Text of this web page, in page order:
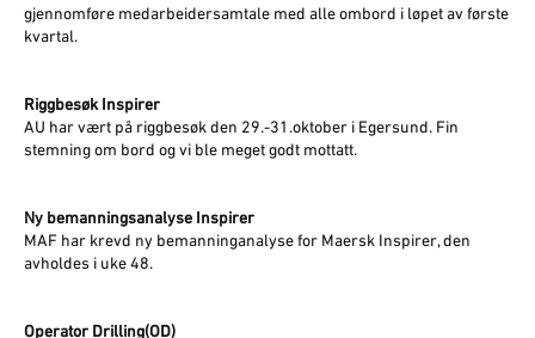
gjennomføre medarbeidersamtale med alle ombord i løpet av første
kvartal.
Riggbesøk Inspirer
AU har vært på riggbesøk den 29.-31.oktober i Egersund. Fin
stemning om bord og vi ble meget godt mottatt.
Ny bemanningsanalyse Inspirer
MAF har krevd ny bemanninganalyse for Maersk Inspirer, den
avholdes i uke 48.
Operator Drilling(OD)